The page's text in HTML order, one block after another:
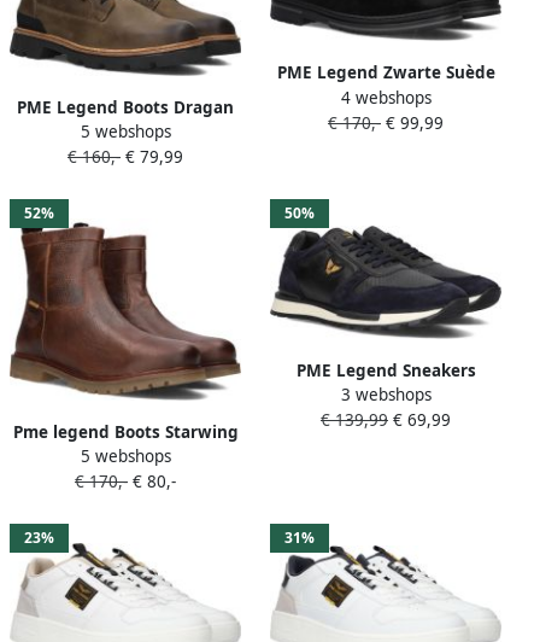
PME Legend Boots Dragan
Khaki (PBO2409200 8208)
5 webshops
€ 160,- € 79,99
PME Legend Zwarte Suède
Veterboots Superfletch
Black Heren
4 webshops
€ 170,- € 99,99
52%
Pme legend Boots Starwing
PBO2409280-898 Bruin
5 webshops
€ 170,- € 80,-
50%
PME Legend Sneakers
Keyland Navy Met
artikelnummer PBO2308090
3 webshops
€ 139,99 € 69,99
23% 31%